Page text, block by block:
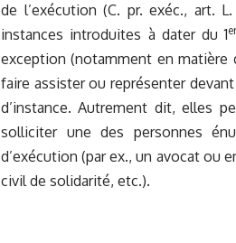
de l’exécution (C. pr. exéc., art.
instances introduites à dater du 1
exception (notamment en matière
faire assister ou représenter
d’instance. Autrement dit, elles
solliciter une des personnes
d’exécution (par ex., un avocat ou
civil de solidarité, etc.).